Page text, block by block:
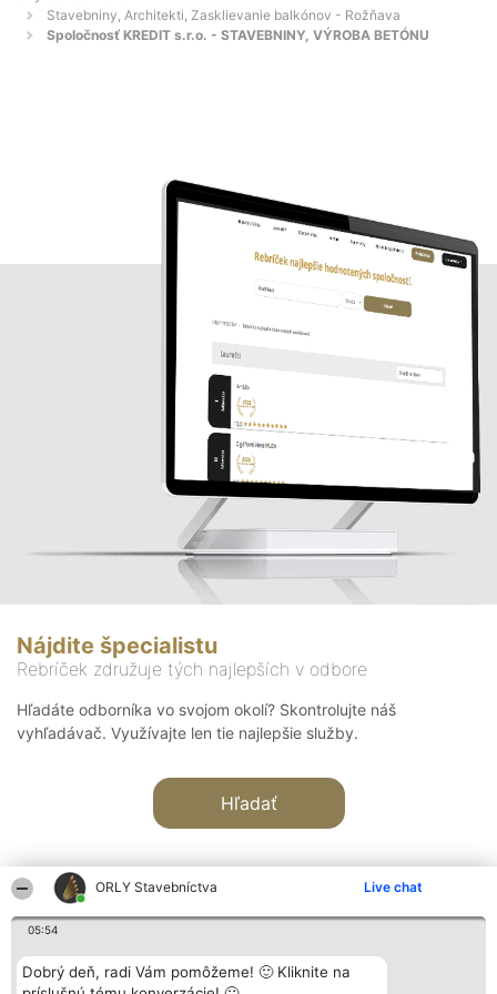
ORLY Stavebníctva Live chat
05:54
Dobrý deň, radi Vám pomôžeme! 🙂 Kliknite na
Stavebniny, Architekti, Zasklievanie balkónov - Rožňava
Spoločnosť KREDIT s.r.o. - STAVEBNINY, VÝROBA BETÓNU
Nájdite špecialistu
Rebríček združuje tých najlepších v odbore
Hľadáte odborníka vo svojom okolí? Skontrolujte náš
vyhľadávač. Využívajte len tie najlepšie služby.
Hľadať
Organizátor hodnotenia
Bright Side Solutions sp. z o.
Hodnotenie
Laureáti
Kontakt
Kontakt